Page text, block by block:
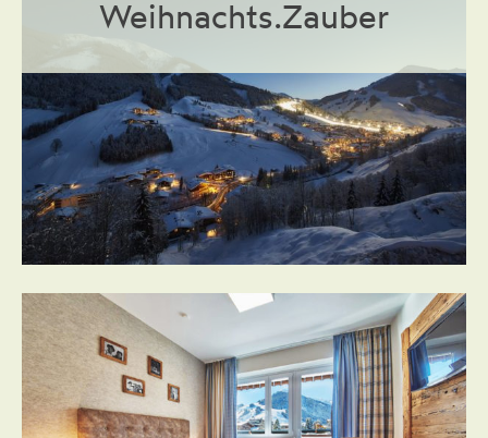
Weihnachts.Zauber